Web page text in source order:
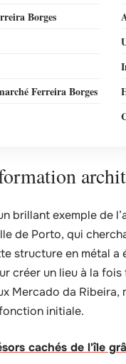
Borges
Ferreira Borges
brillant exemple de
de Porto, qui
structure en métal
créer un lieu à la
Mercado da Ribeira,
initiale.
cachés de l'île